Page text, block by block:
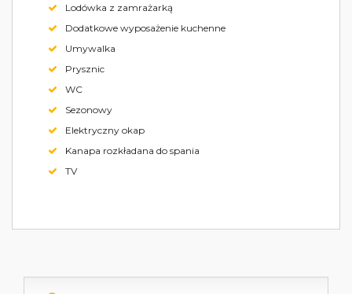
Lodówka z zamrażarką
Dodatkowe wyposażenie kuchenne
Umywalka
Prysznic
WC
Sezonowy
Elektryczny okap
Kanapa rozkładana do spania
TV